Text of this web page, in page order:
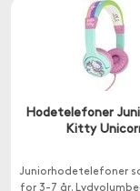
Hodetelefoner
Kitty
Juniorhodetelefoner
for 3-7 år.